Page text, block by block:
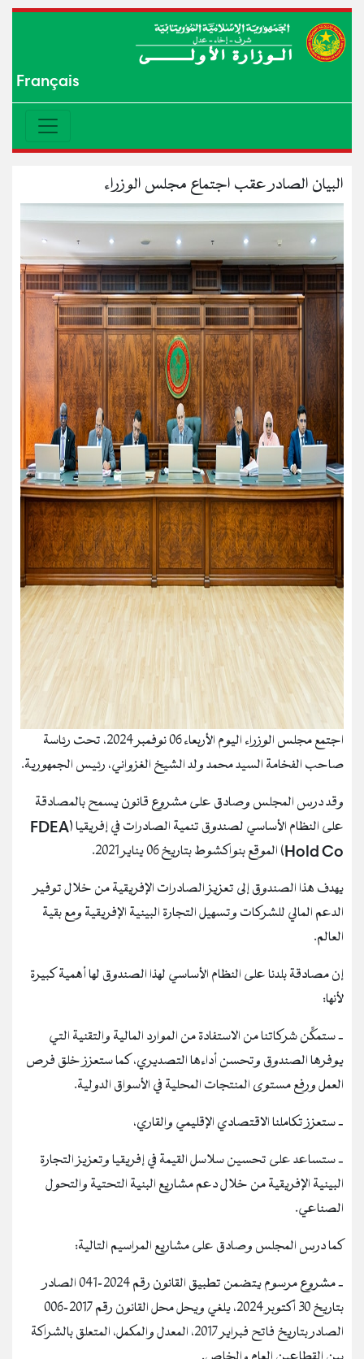
Français
البيان الصادر عقب اجتماع مجلس الوزراء
اجتمع مجلس الوزراء اليوم الأربعاء 06 نوفمبر 2024، تحت رئاسة
صاحب الفخامة السيد محمد ولد الشيخ الغزواني، رئيس الجمهورية.
وقد درس المجلس وصادق على مشروع قانون يسمح بالمصادقة
على النظام الأساسي لصندوق تنمية الصادرات في إفريقيا (FDEA
Hold Co) الموقع بنواكشوط بتاريخ 06 يناير 2021.
يهدف هذا الصندوق إلى تعزيز الصادرات الإفريقية من خلال توفير
الدعم المالي للشركات وتسهيل التجارة البينية الإفريقية ومع بقية
العالم.
إن مصادقة بلدنا على النظام الأساسي لهذا الصندوق لها أهمية كبيرة
لأنها:
‐ ستمكِّن شركاتنا من الاستفادة من الموارد المالية والتقنية التي
يوفرها الصندوق وتحسن أداءها التصديري، كما ستعزز خلق فرص
العمل ورفع مستوى المنتجات المحلية في الأسواق الدولية.
‐ ستعزز تكاملنا الاقتصادي الإقليمي والقاري،
‐ ستساعد على تحسين سلاسل القيمة في إفريقيا وتعزيز التجارة
البينية الإفريقية من خلال دعم مشاريع البنية التحتية والتحول
الصناعي.
كما درس المجلس وصادق على مشاريع المراسيم التالية:
‐ مشروع مرسوم يتضمن تطبيق القانون رقم 2024-041 الصادر
بتاريخ 30 أكتوبر 2024، يلغي ويحل محل القانون رقم 2017-006
الصادر بتاريخ فاتح فبراير 2017، المعدل والمكمل، المتعلق بالشراكة